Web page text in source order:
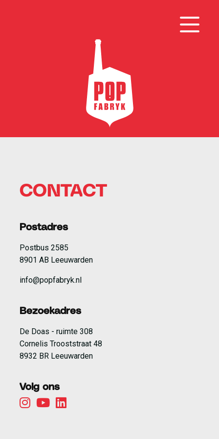
CONTACT
Postadres
Postbus 2585
8901 AB Leeuwarden
info@popfabryk.nl
Bezoekadres
De Doas - ruimte 308
Cornelis Trooststraat 48
8932 BR Leeuwarden
Volg ons